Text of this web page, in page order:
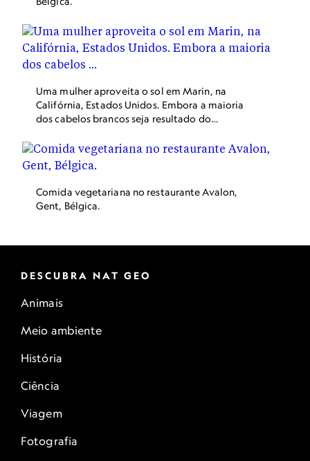
Uma mulher aproveita o sol em Marin, na
Califórnia, Estados Unidos. Embora a maioria
dos cabelos brancos seja resultado do
exposição aos raios UV e as doenças da tireoide
também podem ser culpados.
Comida vegetariana no restaurante Avalon,
Gent, Bélgica.
DESCUBRA NAT GEO
Animais
Meio ambiente
História
Ciência
Viagem
Fotografia